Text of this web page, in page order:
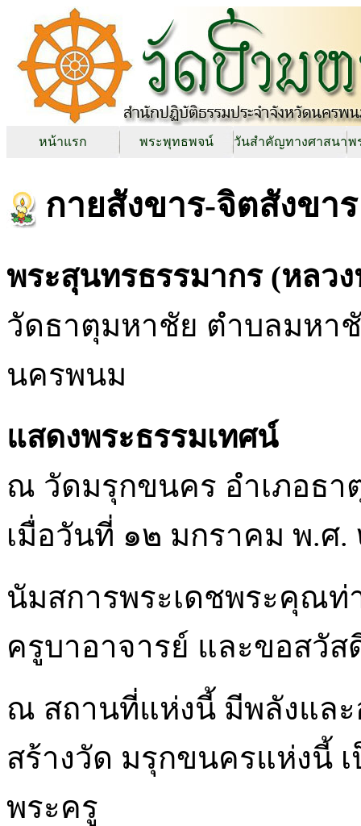
หน้าแรก พระพุทธพจน์ วันสำคัญทางศาสนาพ
กายสังขาร-จิตสังขาร
พระสุนทรธรรมากร (หล
วัดธาตุมหาชัย ตำบลมหา
นครพนม
แสดงพระธรรมเทศน์
ณ วัดมรุกขนคร อำเภอธ
เมื่อวันที่ ๑๒ มกราคม พ.ศ
นัมสการพระเดชพระคุณ
ครูบาอาจารย์ และขอสวั
ณ สถานที่แห่งนี้ มีพลังและ
สร้างวัด มรุกขนครแห่งนี้
พระครู